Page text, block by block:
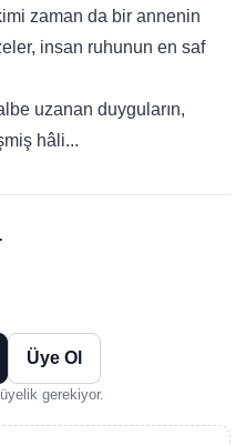
zaman da bir annenin
insan ruhunun en saf
uzanan duyguların,
hâli...
Üye Ol
gerekiyor.